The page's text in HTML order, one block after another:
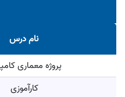
نام درس
پروژه معماری
کارآموزی